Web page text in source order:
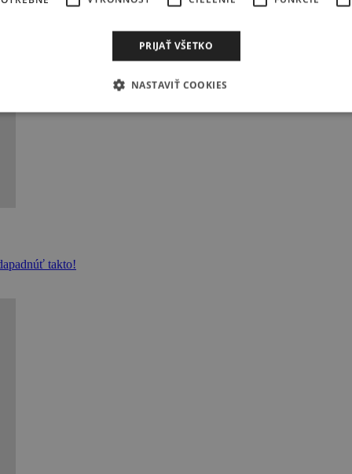
takto!
PRIJAŤ VŠETKO
NASTAVIŤ COOKIES